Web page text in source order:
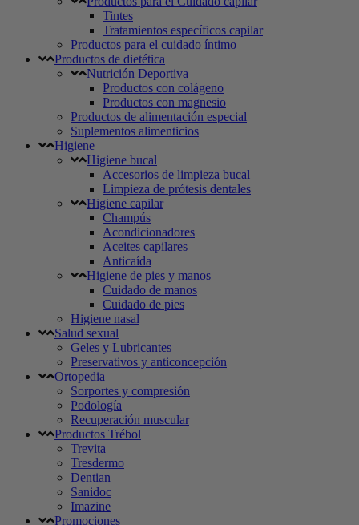
Tintes
Tratamientos específicos capilar
Productos para el cuidado íntimo
Productos de dietética
Nutrición Deportiva
Productos con colágeno
Productos con magnesio
Productos de alimentación especial
Suplementos alimenticios
Higiene
Higiene bucal
Accesorios de limpieza bucal
Limpieza de prótesis dentales
Higiene capilar
Champús
Acondicionadores
Aceites capilares
Anticaída
Higiene de pies y manos
Cuidado de manos
Cuidado de pies
Higiene nasal
Salud sexual
Geles y Lubricantes
Preservativos y anticoncepción
Ortopedia
Sorportes y compresión
Podología
Recuperación muscular
Productos Trébol
Trevita
Tresdermo
Dentian
Sanidoc
Imazine
Promociones